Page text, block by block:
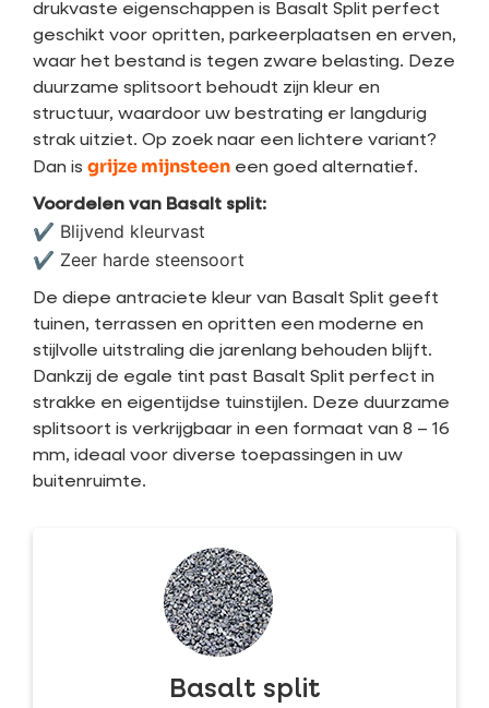
drukvaste eigenschappen is Basalt Split perfect
geschikt voor opritten, parkeerplaatsen en erven,
waar het bestand is tegen zware belasting. Deze
duurzame splitsoort behoudt zijn kleur en
structuur, waardoor uw bestrating er langdurig
strak uitziet. Op zoek naar een lichtere variant?
Dan is grijze mijnsteen een goed alternatief.
Voordelen van Basalt split:
✔ Blijvend kleurvast
✔ Zeer harde steensoort
De diepe antraciete kleur van Basalt Split geeft
tuinen, terrassen en opritten een moderne en
stijlvolle uitstraling die jarenlang behouden blijft.
Dankzij de egale tint past Basalt Split perfect in
strakke en eigentijdse tuinstijlen. Deze duurzame
splitsoort is verkrijgbaar in een formaat van 8 – 16
mm, ideaal voor diverse toepassingen in uw
buitenruimte.
Basalt split